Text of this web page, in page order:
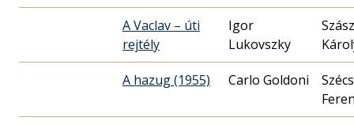
A Vaclav – úti
rejtély
Igor
Lukovszky
Szász
A hazug (1955) Carlo Goldoni